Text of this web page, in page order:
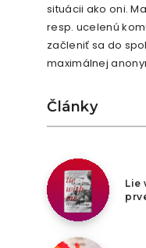
situácii ako oni.
resp. ucelenú
začleniť sa do
maximálnej
Články
Lie